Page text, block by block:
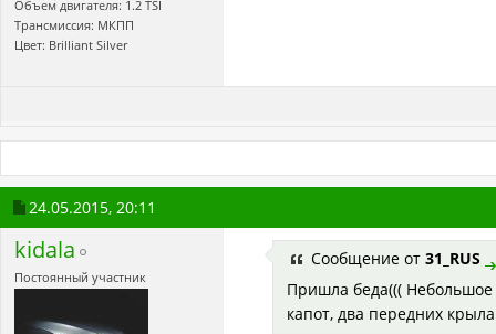
Объем двигателя: 1.2 TSI
Трансмиссия: МКПП
Цвет: Brilliant Silver
24.05.2015, 20:11
kidala
Постоянный участник
Сообщение от 31_RUS
Пришла беда(((
капот, два передних